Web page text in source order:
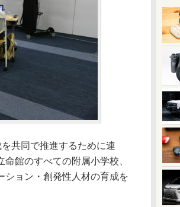
共同で推進するために連
館のすべての附属小学校、
ション・創発性人材の育成を